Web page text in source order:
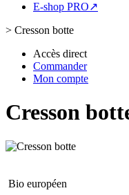
E-shop PRO↗
> Cresson botte
Accès direct
Commander
Mon compte
Cresson
Bio européen